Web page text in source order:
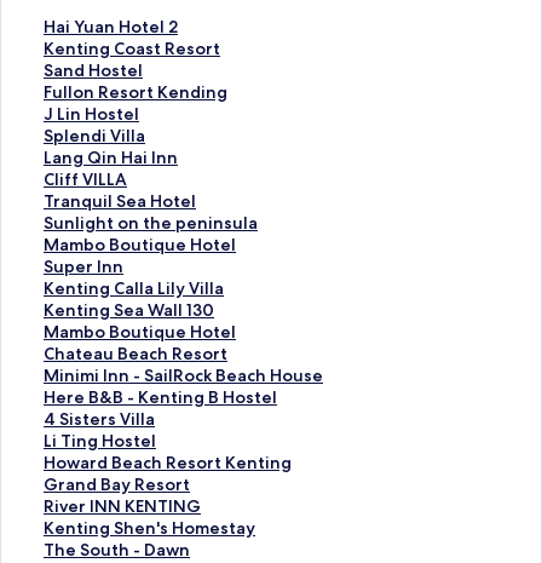
Hai Yuan Hotel 2
此
連
結
會
開
啟
H
a
i
Y
u
a
n
H
o
t
e
l
2
頁
面
Kenting Coast Resort
此
連
結
會
開
啟
K
e
n
t
i
n
g
C
o
a
s
t
R
e
s
o
r
t
Sand Hostel
此
連
結
會
開
啟
S
a
n
d
H
o
s
t
e
l
頁
面
Fullon Resort Kending
此
連
結
會
開
啟
F
u
l
l
o
n
R
e
s
o
r
t
K
e
n
d
J Lin Hostel
此
連
結
會
開
啟
J
L
i
n
H
o
s
t
e
l
頁
面
Splendi Villa
此
連
結
會
開
啟
S
p
l
e
n
d
i
V
i
l
l
a
頁
面
Lang Qin Hai Inn
此
連
結
會
開
啟
L
a
n
g
Q
i
n
H
a
i
I
n
n
Cliff VILLA
此
連
結
會
開
啟
C
l
i
f
f
V
I
L
L
A
頁
面
Tranquil Sea Hotel
此
連
結
會
開
啟
T
r
a
n
q
u
i
l
S
e
a
Sunlight on the peninsula
此
連
結
會
開
啟
S
u
n
l
i
g
h
t
o
n
Mambo Boutique Hotel
此
連
結
會
開
啟
M
a
m
b
o
B
o
u
t
Super Inn
此
連
結
會
開
啟
S
u
p
e
r
I
n
n
Kenting Calla Lily Villa
此
連
結
會
開
啟
K
e
n
t
i
n
g
Kenting Sea Wall 130
此
連
結
會
開
啟
K
e
n
t
i
n
Mambo Boutique Hotel
此
連
結
會
開
啟
M
a
m
b
o
Chateau Beach Resort
此
連
結
會
開
啟
C
h
a
t
Minimi Inn - SailRock Beach House
此
連
結
會
開
啟
M
i
n
Here B&B - Kenting B Hostel
此
連
結
會
開
啟
H
e
4 Sisters Villa
此
連
結
會
開
啟
4
Li Ting Hostel
此
連
結
會
開
啟
Howard Beach Resort Kenting
此
連
結
會
開
Grand Bay Resort
此
連
結
會
River INN KENTING
此
連
結
Kenting Shen's Homestay
此
連
The South - Dawn
此